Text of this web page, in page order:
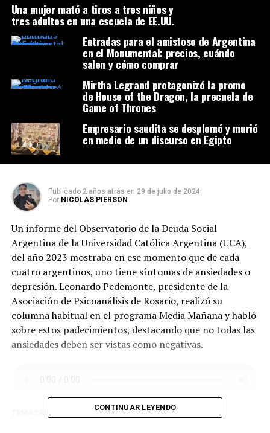
Una mujer mató a tiros a tres niños y
tres adultos en una escuela de EE.UU.
Entradas para el amistoso de Argentina
en el Monumental: precios, cuándo
salen y cómo comprar
Mirtha Legrand protagonizó la promo
de House of the Dragon, la precuela de
Game of Thrones
Empresario saudita se desplomó y murió
en medio de un discurso en Egipto
Publicado 2 años atrás en 29 de julio de 2024
Por NICOLAS PIERSON
Un informe del Observatorio de la Deuda Social
Argentina de la Universidad Católica Argentina (UCA),
del año 2023 mostraba en ese momento que de cada
cuatro argentinos, uno tiene síntomas de ansiedades o
depresión. Leonardo Pedemonte, presidente de la
Asociación de Psicoanálisis de Rosario, realizó su
columna habitual en el programa Media Mañana y habló
sobre estos padecimientos, destacando que no todas las
ansiedades deben ser vistas como negativas.
TEMAS RELACIONADOS:
CONTINUAR LEYENDO